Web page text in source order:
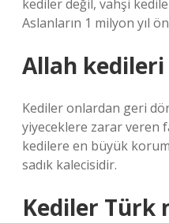
kediler değil, vahşi
Aslanların 1 milyon yıl
Allah
Kediler onlardan geri
yiyeceklere zarar veren
kedilere en büyük
sadık kalecisidir.
Kediler Türk